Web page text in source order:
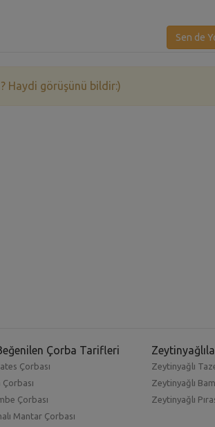
Sen de
Haydi görüşünü bildir:)
Çorba Tarifleri
Çorbası
Çorbası
Çorbası
Mantar Çorbası
Zeytinyağlı
Zeytinyağlı
Zeytinyağlı